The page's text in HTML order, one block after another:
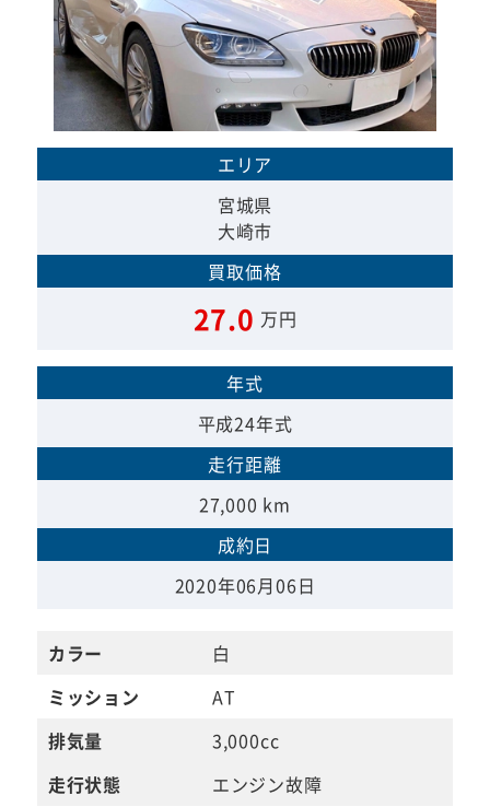
エリア
宮城県
大崎市
買取価格
27.0 万円
年式
平成24年式
走行距離
27,000 km
成約日
2020年06月06日
カラー
白
ミッション
AT
排気量
3,000cc
走行状態
エンジン故障